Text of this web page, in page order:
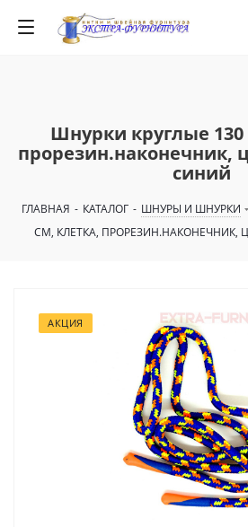
Шнурки круглые 130
прорезин.наконечник,
синий
ГЛАВНАЯ - КАТАЛОГ - ШНУРЫ И ШНУРКИ
СМ, КЛЕТКА, ПРОРЕЗИН.НАКОНЕЧНИК,
АКЦИЯ